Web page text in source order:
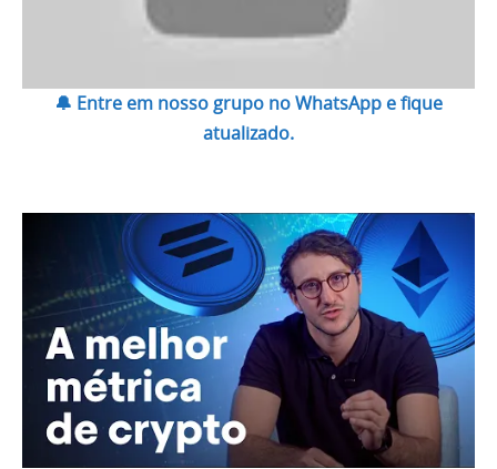
🔔 Entre em nosso grupo no WhatsApp e fique
atualizado.